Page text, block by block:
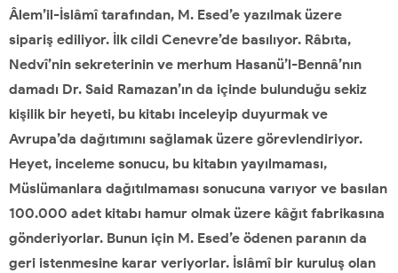
Âlem’il-İslâmî tarafından, M. Esed’e yazılmak üzere
sipariş ediliyor. İlk cildi Cenevre’de basılıyor. Râbıta,
Nedvî’nin sekreterinin ve merhum Hasanü’l-Bennâ’nın
damadı Dr. Said Ramazan’ın da içinde bulunduğu sekiz
kişilik bir heyeti, bu kitabı inceleyip duyurmak ve
Avrupa’da dağıtımını sağlamak üzere görevlendiriyor.
Heyet, inceleme sonucu, bu kitabın yayılmaması,
Müslümanlara dağıtılmaması sonucuna varıyor ve basılan
100.000 adet kitabı hamur olmak üzere kâğıt fabrikasına
gönderiyorlar. Bunun için M. Esed’e ödenen paranın da
geri istenmesine karar veriyorlar. İslâmî bir kuruluş olan